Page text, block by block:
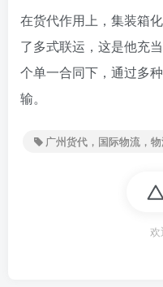
在货代作用上，集装箱
了多式联运，这是他充
个单一合同下，通过多
输。
广州货代，国际物流，